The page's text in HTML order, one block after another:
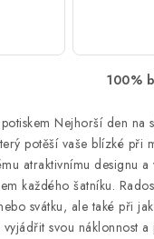
100%
Nejhorší den na
potěší vaše blízké při
atraktivnímu designu
každého šatníku.
svátku, ale také při
svou náklonnost a